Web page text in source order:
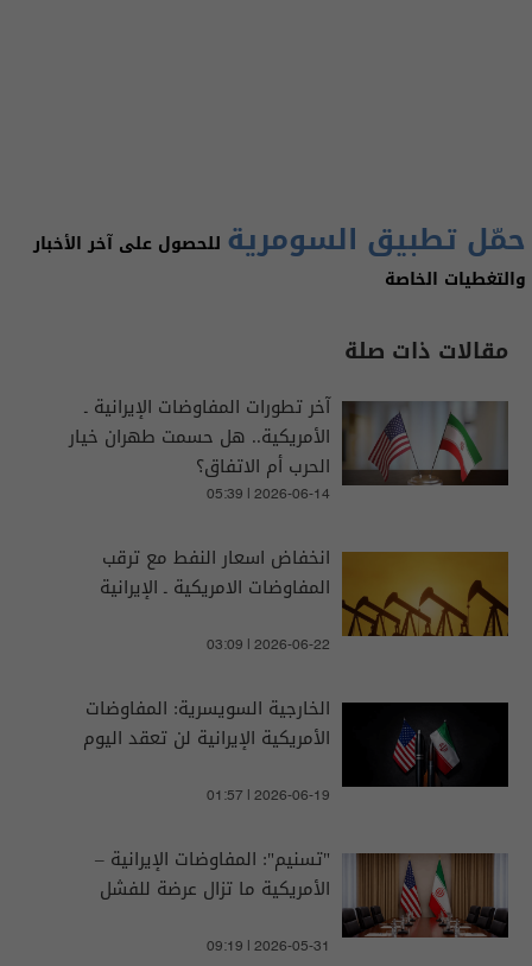
حمّل تطبيق السومرية للحصول على آخر الأخبار
والتغطيات الخاصة
مقالات ذات صلة
آخر تطورات المفاوضات الإيرانية ـ
الأمريكية.. هل حسمت طهران خيار
الحرب أم الاتفاق؟
05:39 | 2026-06-14
انخفاض اسعار النفط مع ترقب
المفاوضات الامريكية ـ الإيرانية
03:09 | 2026-06-22
الخارجية السويسرية: المفاوضات
الأمريكية الإيرانية لن تعقد اليوم
01:57 | 2026-06-19
"تسنيم": المفاوضات الإيرانية –
الأمريكية ما تزال عرضة للفشل
09:19 | 2026-05-31